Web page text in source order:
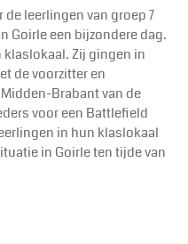
de leerlingen van groep 7
Goirle een bijzondere dag.
Zij gingen in
de voorzitter en
Brabant van de
voor een Battlefield
in hun klaslokaal
in Goirle ten tijde van